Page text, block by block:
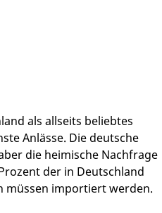
als allseits beliebtes
Anlässe. Die deutsche
die heimische Nachfrage
der in Deutschland
müssen importiert werden.